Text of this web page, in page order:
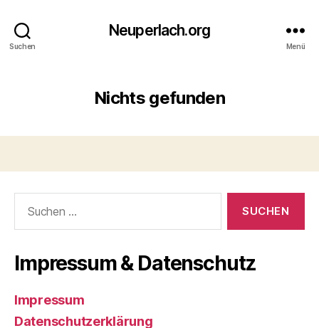
Suchen
Neuperlach.org
Menü
Nichts gefunden
nach:
Impressum & Datenschutz
Impressum
Datenschutzerklärung